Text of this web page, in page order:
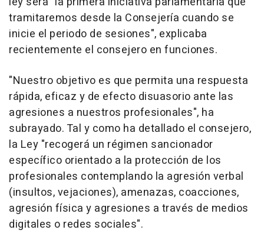
tramitaremos desde la Consejería cuando se
inicie el periodo de sesiones", explicaba
recientemente el consejero en funciones.
"Nuestro objetivo es que permita una respuesta
rápida, eficaz y de efecto disuasorio ante las
agresiones a nuestros profesionales", ha
subrayado. Tal y como ha detallado el consejero,
la Ley "recogerá un régimen sancionador
específico orientado a la protección de los
profesionales contemplando la agresión verbal
(insultos, vejaciones), amenazas, coacciones,
agresión física y agresiones a través de medios
digitales o redes sociales".